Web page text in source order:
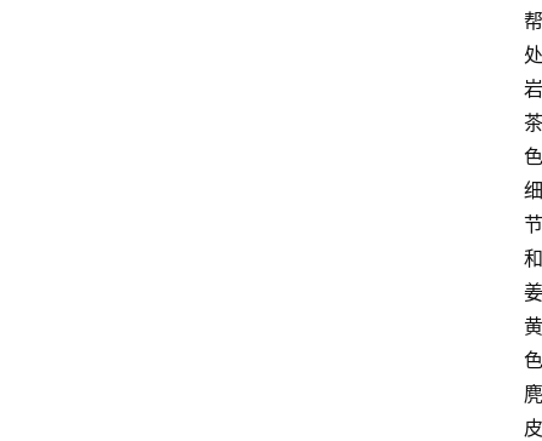
帮
处
岩
茶
色
细
节
和
姜
黄
色
麂
皮